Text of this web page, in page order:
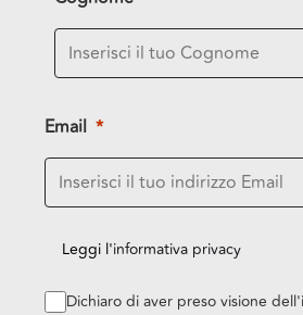
Email
Leggi l'informativa privacy
Dichiaro di aver preso visione